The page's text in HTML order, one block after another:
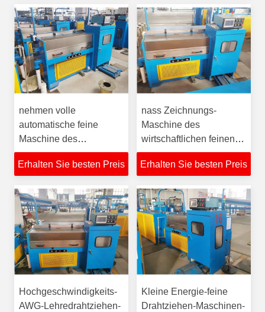
nehmen volle
automatische feine
Maschine des
Drahtziehen-400V mit
4KW auf
Erhalten Sie besten Preis
nass Zeichnungs-
Maschine des
wirtschaftlichen feinen
Draht-24D schnell und
Budget-freundlich
Erhalten Sie besten Preis
Hochgeschwindigkeits-
AWG-Lehredrahtziehen-
Kleine Energie-feine
Drahtziehen-Maschinen-